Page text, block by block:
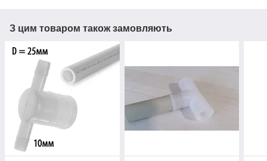
З цим товаром також замовляють